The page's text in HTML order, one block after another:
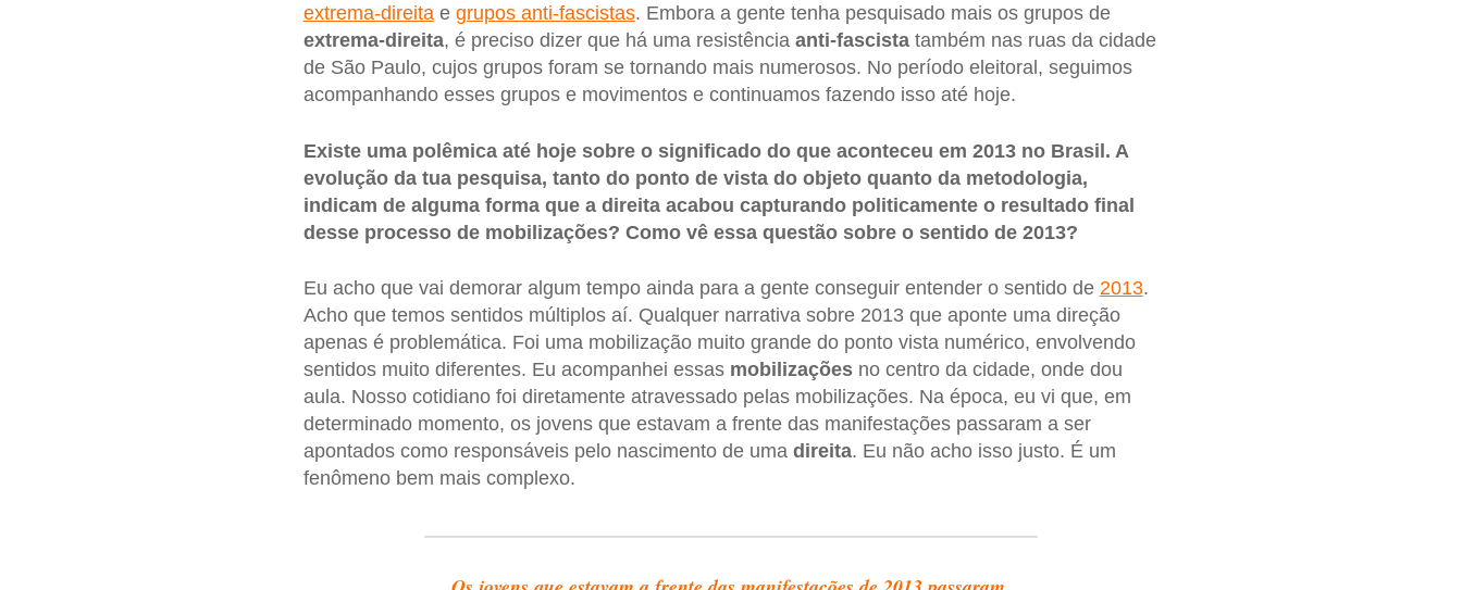
extrema-direitae grupos anti-fascistas. Embora a gente tenha pesquisado mais os grupos de
extrema-direita, é preciso dizer que há uma resistência anti-fascistatambém nas ruas da cidade
de São Paulo, cujos grupos foram se tornando mais numerosos. No período eleitoral, seguimos
acompanhando esses grupos e movimentos e continuamos fazendo isso até hoje.
Existe uma polêmica até hoje sobre o significado do que aconteceu em 2013 no Brasil. A
evolução da tua pesquisa, tanto do ponto de vista do objeto quanto da metodologia,
indicam de alguma forma que a direita acabou capturando politicamente o resultado final
desse processo de mobilizações? Como vê essa questão sobre o sentido de 2013?
Eu acho que vai demorar algum tempo ainda para a gente conseguir entender o sentido de 2013.
Acho que temos sentidos múltiplos aí. Qualquer narrativa sobre 2013 que aponte uma direção
apenas é problemática. Foi uma mobilização muito grande do ponto vista numérico, envolvendo
sentidos muito diferentes. Eu acompanhei essas mobilizaçõesno centro da cidade, onde dou
aula. Nosso cotidiano foi diretamente atravessado pelas mobilizações. Na época, eu vi que, em
determinado momento, os jovens que estavam a frente das manifestações passaram a ser
apontados como responsáveis pelo nascimento de uma direita. Eu não acho isso justo. É um
fenômeno bem mais complexo.